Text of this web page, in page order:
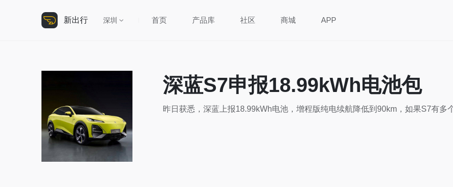
新出行 深圳 首页 产品库 社区 商城 APP
深蓝S7申报18.99kWh电池包
昨日获悉，深蓝上报18.99kWh电池，增程版纯电续航降低到90km，如果S7有多